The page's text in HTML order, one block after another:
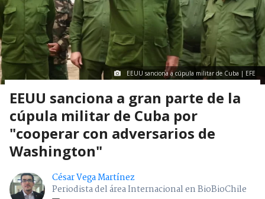
EEUU sanciona a cúpula militar de Cuba | EFE
EEUU sanciona a gran parte de la
cúpula militar de Cuba por
"cooperar con adversarios de
Washington"
César Vega Martínez
Periodista del área Internacional en BioBioChile